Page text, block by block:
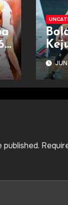
published.